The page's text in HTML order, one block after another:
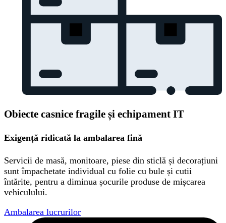
Obiecte casnice fragile și echipament IT
Exigență ridicată la ambalarea fină
Servicii de masă, monitoare, piese din sticlă și decorațiuni
sunt împachetate individual cu folie cu bule și cutii
întărite, pentru a diminua șocurile produse de mișcarea
vehiculului.
Ambalarea lucrurilor